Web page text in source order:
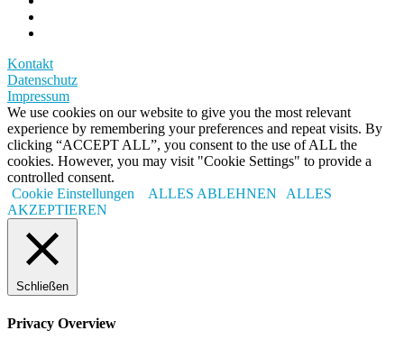
Kontakt
Datenschutz
Impressum
We use cookies on our website to give you the most relevant
experience by remembering your preferences and repeat visits. By
clicking “ACCEPT ALL”, you consent to the use of ALL the
cookies. However, you may visit "Cookie Settings" to provide a
controlled consent.
Cookie Einstellungen
ALLES ABLEHNEN
ALLES
AKZEPTIEREN
Schließen
Privacy Overview